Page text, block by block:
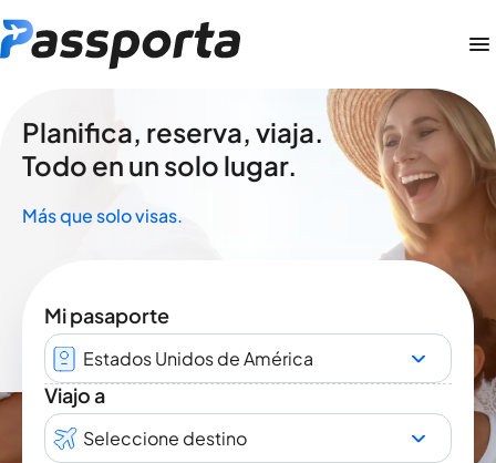
Planifica, reserva, viaja.
Todo en un solo lugar.
Más que solo visas.
Mi pasaporte
Estados Unidos de América
Viajo a
Seleccione destino